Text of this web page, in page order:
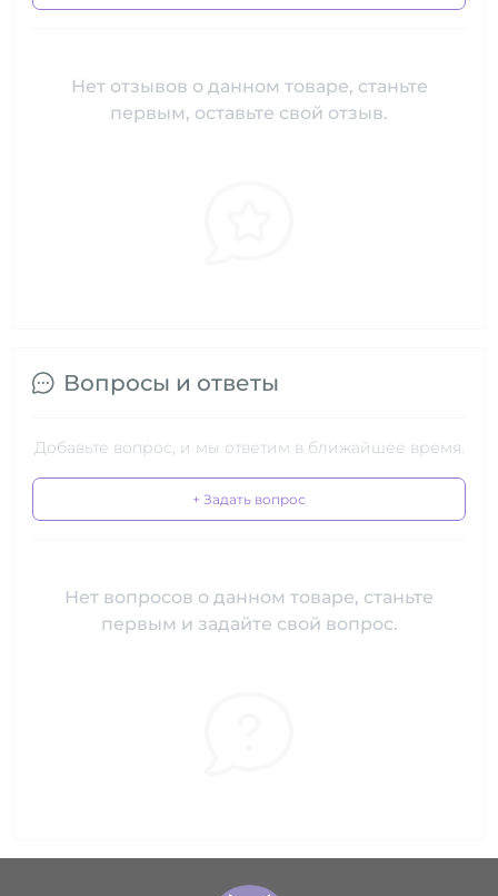
Нет отзывов о данном товаре, станьте
первым, оставьте свой отзыв.
Вопросы и ответы
Добавьте вопрос, и мы ответим в ближайшее время.
+ Задать вопрос
Нет вопросов о данном товаре, станьте
первым и задайте свой вопрос.